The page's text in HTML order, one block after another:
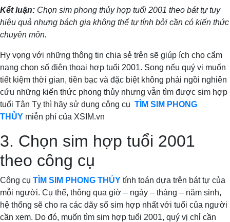
Kết luận: Chọn sim phong thủy hợp tuổi 2001 theo bát tự tuy
hiệu quả nhưng bách gia không thể tự tính bởi cần có kiến thức
chuyên môn.
Hy vọng với những thông tin chia sẻ trên sẽ giúp ích cho cẩm
nang chọn số điện thoại hợp tuổi 2001. Song nếu quý vị muốn
tiết kiệm thời gian, tiền bạc và đặc biệt không phải ngồi nghiên
cứu những kiến thức phong thủy nhưng vẫn tìm được sim hợp
tuổi Tân Tỵ thì hãy sử dụng công cụ TÌM SIM PHONG
THỦY miễn phí của XSIM.vn
3. Chọn sim hợp tuổi 2001
theo công cụ
Công cụ TÌM SIM PHONG THỦY tính toán dựa trên bát tự của
mỗi người. Cụ thể, thông qua giờ – ngày – tháng – năm sinh,
hệ thống sẽ cho ra các dãy số sim hợp nhất với tuổi của người
cần xem. Do đó, muốn tìm sim hợp tuổi 2001, quý vị chỉ cần